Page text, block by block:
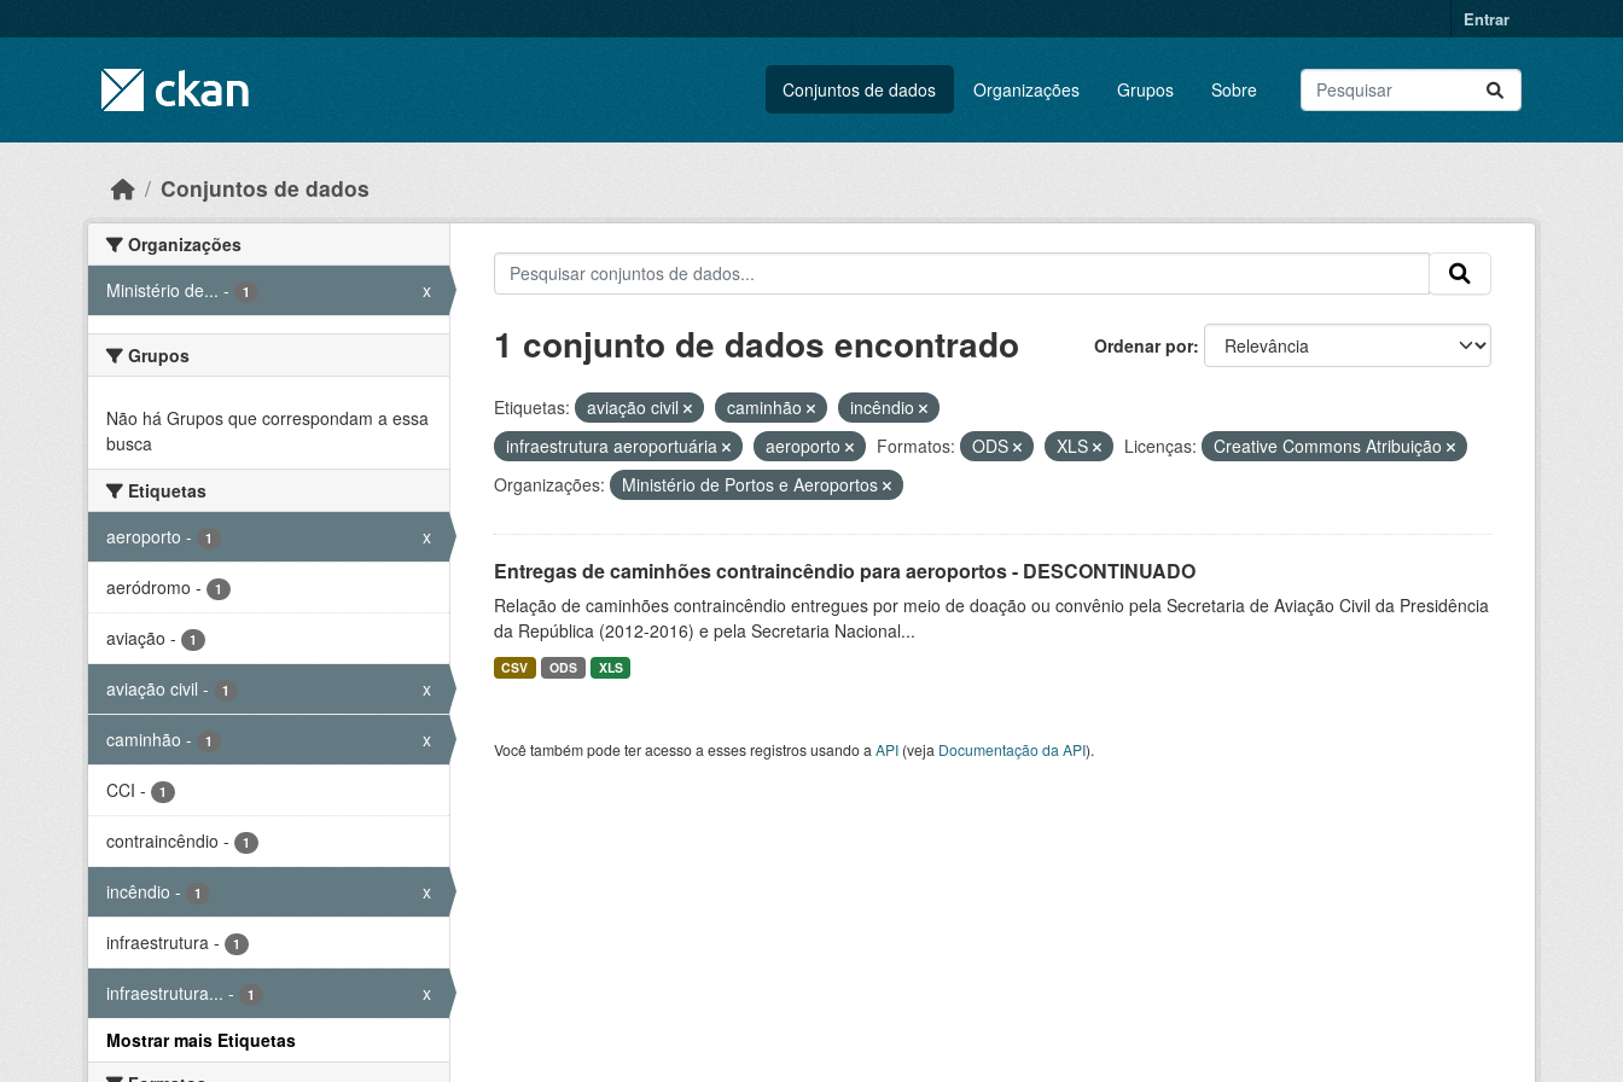
Entrar
Conjuntos de dados Organizações Grupos Sobre
Conjuntos de dados
Organizações
Ministério de... - 1 x
Grupos
Não há Grupos que correspondam a essa
busca
Etiquetas
aeroporto - 1 x
aeródromo - 1
aviação - 1
aviação civil - 1 x
caminhão - 1 x
CCI - 1
contraincêndio - 1
incêndio - 1 x
infraestrutura - 1
infraestrutura... - 1
x
Mostrar mais Etiquetas
Ordenar por
1 conjunto de dados encontrado
Etiquetas: aviação civil caminhão
incêndio
infraestrutura aeroportuária
aeroporto Formatos: ODS XLS Licenças:
Creative Commons Atribuição
Organizações:
Ministério de Portos e Aeroportos
Entregas de caminhões contraincêndio para aeroportos - DESCONTINUADO
Relação de caminhões contraincêndio entregues por meio de doação ou convênio pela Secretaria de Aviação Civil da Presidência
da República (2012-2016) e pela Secretaria Nacional...
CSV ODS XLS
Você também pode ter acesso a esses registros usando a API(veja Documentação da API).